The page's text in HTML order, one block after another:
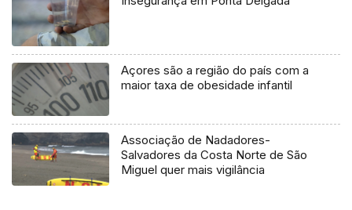
Açores são a região do país com a
maior taxa de obesidade infantil
Associação de Nadadores-
Salvadores da Costa Norte de São
Miguel quer mais vigilância